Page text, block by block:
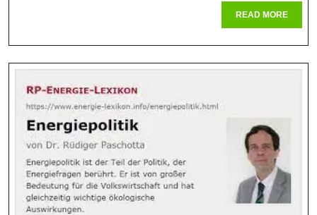
Deutschen
Energiepolitik
READ MOREREAD
MORE